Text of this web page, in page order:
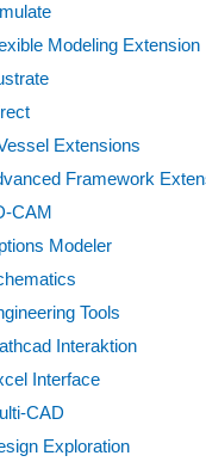
Modeling Extension
Extensions
Framework
CAM
Modeler
Tools
Interaktion
Interface
CAD
Exploration